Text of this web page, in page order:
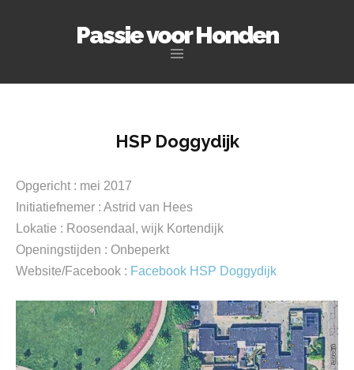
Passie voor Honden
springen
HSP Doggydijk
Opgericht : mei 2017
Initiatiefnemer : Astrid van Hees
Lokatie : Roosendaal, wijk Kortendijk
Openingstijden : Onbeperkt
Website/Facebook : Facebook HSP Doggydijk